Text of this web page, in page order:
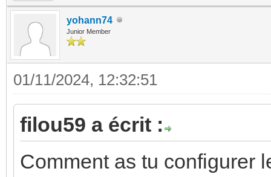
yohann74
Junior Member
01/11/2024, 12:32:51
filou59 a écrit :
Comment as tu configurer